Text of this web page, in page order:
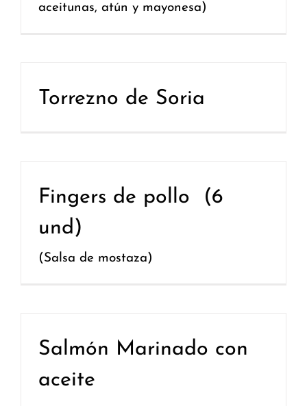
aceitunas, atún y mayonesa)
Torrezno de Soria
Fingers de pollo (6
und)
(Salsa de mostaza)
Salmón Marinado con
aceite